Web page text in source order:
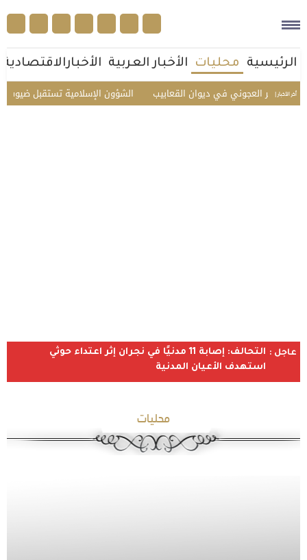
الرئيسية محليات الأخبار العربية الأخبارالاقتصادية
أخر الأخبار | الشؤون الإسلامية تستقبل ضيوف الدفعة العجوني في ديوان القعابيب
عاجل :
التحالف: إصابة 11 مدنيًا في نجران إثر اعتداء حوثي
استهدف الأعيان المدنية
محليات